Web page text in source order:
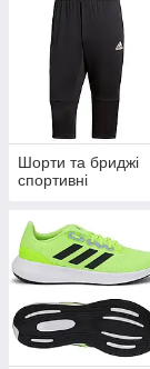
Шорти та бриджі
спортивні